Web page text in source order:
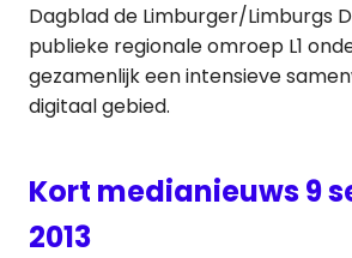
Dagblad de Limburger/Limburgs
publieke regionale omroep L1
gezamenlijk een intensieve
digitaal gebied.
Kort medianieuws 9
2013